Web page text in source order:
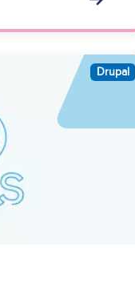
Drupal